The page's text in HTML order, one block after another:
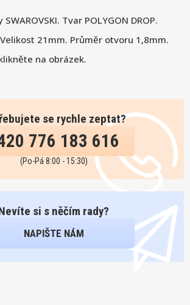
Tvar POLYGON DROP.
Velikost 21mm. Průměr otvoru 1,8mm.
na obrázek.
se rychle zeptat?
776 183 616
(Po-Pá 8:00 - 15:30)
si s něčím rady?
NAPIŠTE NÁM